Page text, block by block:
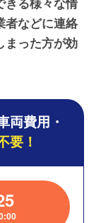
きる様々な情
者などに連絡
まった方が効
両費用・
要！